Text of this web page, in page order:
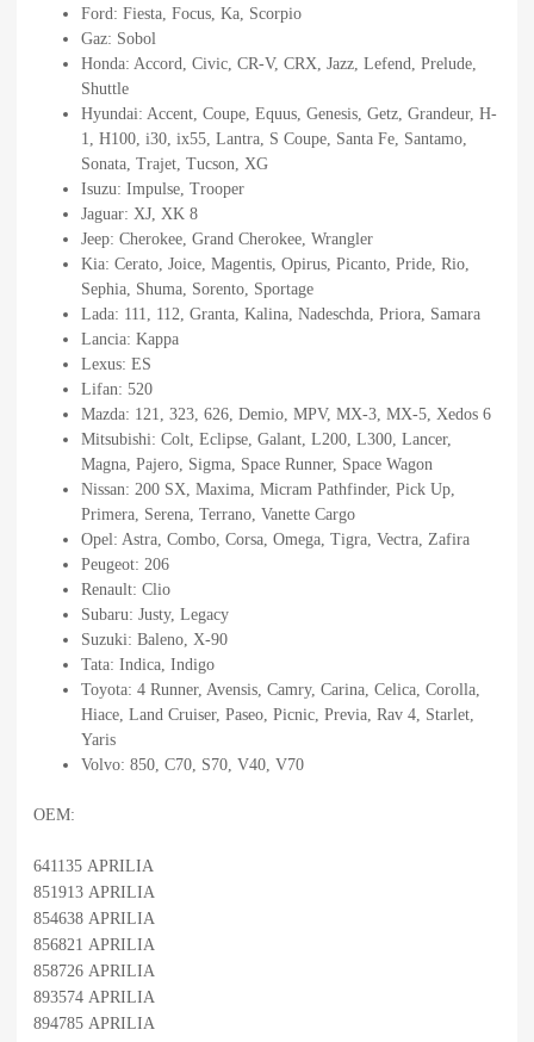
Ford: Fiesta, Focus, Ka, Scorpio
Gaz: Sobol
Honda: Accord, Civic, CR-V, CRX, Jazz, Lefend, Prelude,
Shuttle
Hyundai: Accent, Coupe, Equus, Genesis, Getz, Grandeur, H-
1, H100, i30, ix55, Lantra, S Coupe, Santa Fe, Santamo,
Sonata, Trajet, Tucson, XG
Isuzu: Impulse, Trooper
Jaguar: XJ, XK 8
Jeep: Cherokee, Grand Cherokee, Wrangler
Kia: Cerato, Joice, Magentis, Opirus, Picanto, Pride, Rio,
Sephia, Shuma, Sorento, Sportage
Lada: 111, 112, Granta, Kalina, Nadeschda, Priora, Samara
Lancia: Kappa
Lexus: ES
Lifan: 520
Mazda: 121, 323, 626, Demio, MPV, MX-3, MX-5, Xedos 6
Mitsubishi: Colt, Eclipse, Galant, L200, L300, Lancer,
Magna, Pajero, Sigma, Space Runner, Space Wagon
Nissan: 200 SX, Maxima, Micram Pathfinder, Pick Up,
Primera, Serena, Terrano, Vanette Cargo
Opel: Astra, Combo, Corsa, Omega, Tigra, Vectra, Zafira
Peugeot: 206
Renault: Clio
Subaru: Justy, Legacy
Suzuki: Baleno, X-90
Tata: Indica, Indigo
Toyota: 4 Runner, Avensis, Camry, Carina, Celica, Corolla,
Hiace, Land Cruiser, Paseo, Picnic, Previa, Rav 4, Starlet,
Yaris
Volvo: 850, C70, S70, V40, V70
OEM:
641135 APRILIA
851913 APRILIA
854638 APRILIA
856821 APRILIA
858726 APRILIA
893574 APRILIA
894785 APRILIA